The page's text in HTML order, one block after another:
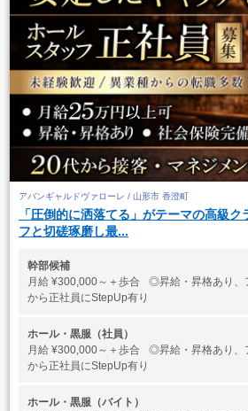
アバンギャルドヴァローレ / 山形市 香澄町
「圧倒的に洒落てる」がテーマの高級
フと切磋琢磨し最...
幹部候補
月給 ¥300,000～＋歩合 ◎昇給・昇格あり、
から正社員にStepUp有り
ホール・黒服（社員）
月給 ¥300,000～＋歩合 ◎昇給・昇格あり、
から正社員にStepUp有り
ホール・黒服（バイト）